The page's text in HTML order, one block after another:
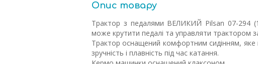
Опис товару
Трактор з педалями ВЕЛИКИЙ Pilsan 07-294
може крутити педалі та управляти трактором
Трактор оснащений комфортним сидінням,
зручність і плавність під час катання.